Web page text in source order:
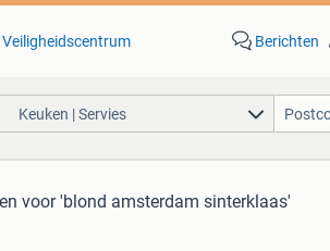
Veiligheidscentrum Berichten
Keuken | Servies
voor 'blond amsterdam sinterklaas'